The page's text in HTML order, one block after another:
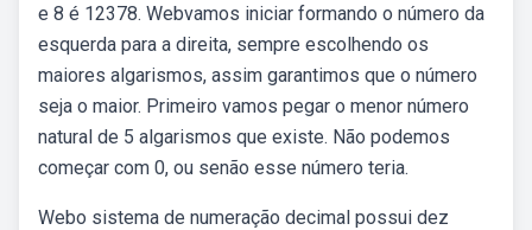
e 8 é 12378. Webvamos iniciar formando o número da
esquerda para a direita, sempre escolhendo os
maiores algarismos, assim garantimos que o número
seja o maior. Primeiro vamos pegar o menor número
natural de 5 algarismos que existe. Não podemos
começar com 0, ou senão esse número teria.
Webo sistema de numeração decimal possui dez